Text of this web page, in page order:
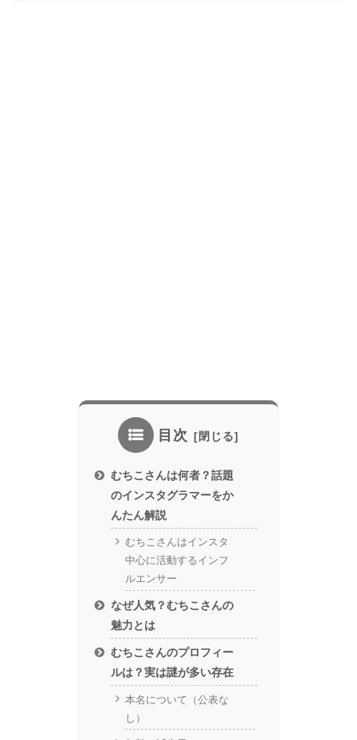
目次
むちこさんは何者？話題
のインスタグラマーをか
んたん解説
むちこさんはインスタ
中心に活動するインフ
ルエンサー
なぜ人気？むちこさんの
魅力とは
むちこさんのプロフィー
ルは？実は謎が多い存在
本名について（公表な
し）